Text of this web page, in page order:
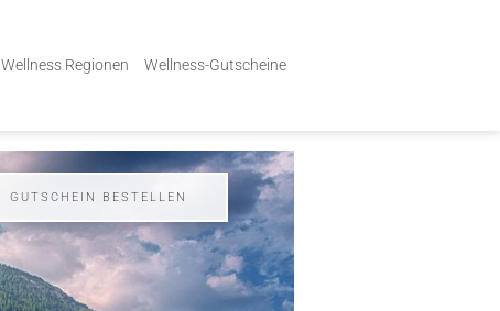
Wellness Regionen Wellness-Gutscheine
GUTSCHEIN BESTELLEN